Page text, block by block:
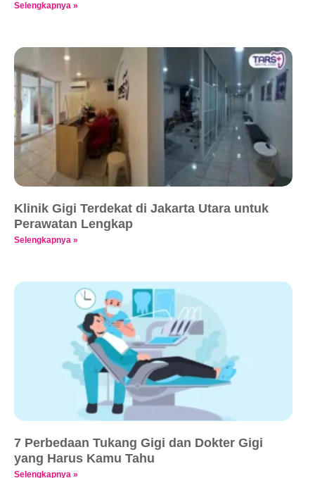
Selengkapnya »
Klinik Gigi Terdekat di Jakarta Utara untuk
Perawatan Lengkap
Selengkapnya »
7 Perbedaan Tukang Gigi dan Dokter Gigi
yang Harus Kamu Tahu
Selengkapnya »